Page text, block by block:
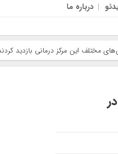
درباره ما
مختلف این مرکز درمانی بازدید